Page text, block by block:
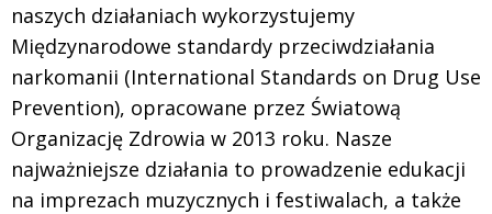
naszych działaniach wykorzystujemy
Międzynarodowe standardy przeciwdziałania
narkomanii (International Standards on Drug Use
Prevention), opracowane przez Światową
Organizację Zdrowia w 2013 roku. Nasze
najważniejsze działania to prowadzenie edukacji
na imprezach muzycznych i festiwalach, a także